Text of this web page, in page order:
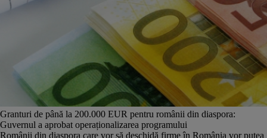
Granturi de până la 200.000 EUR pentru românii din diaspora:
Guvernul a aprobat operaționalizarea programului
Românii din diaspora care vor să deschidă firme în România vor putea